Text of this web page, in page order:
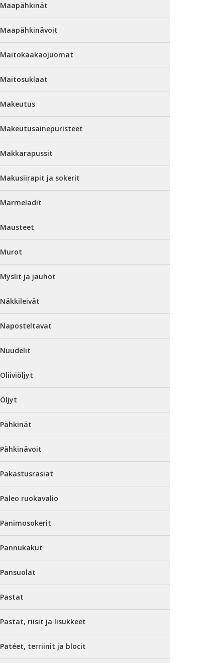
Maapähkinät
Maapähkinävoit
Maitokaakaojuomat
Maitosuklaat
Makeutus
Makeutusainepuristeet
Makkarapussit
Makusiirapit ja sokerit
Marmeladit
Mausteet
Murot
Myslit ja jauhot
Näkkileivät
Naposteltavat
Nuudelit
Oliiviöljyt
Öljyt
Pähkinät
Pähkinävoit
Pakastusrasiat
Paleo ruokavalio
Panimosokerit
Pannukakut
Pansuolat
Pastat
Pastat, riisit ja lisukkeet
Patéet, terriinit ja blocit